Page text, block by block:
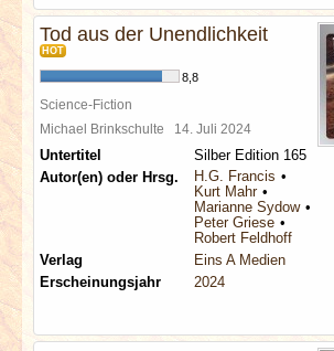
Tod aus der Unendlichkeit
HOT
8,8
Science-Fiction
Michael Brinkschulte 14. Juli 2024
Untertitel
Silber Edition 165
Autor(en) oder Hrsg.
H.G. Francis
Kurt Mahr
Marianne Sydow
Peter Griese
Robert Feldhoff
Verlag
Eins A Medien
Erscheinungsjahr
2024